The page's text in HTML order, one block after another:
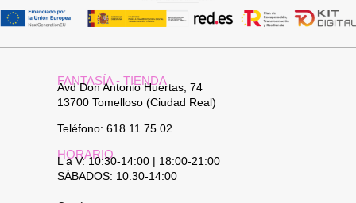
FANTASÍA - TIENDA
Avd Don Antonio Huertas, 74
13700 Tomelloso (Ciudad Real)
Teléfono: 618 11 75 02
HORARIO
L a V: 10:30-14:00 | 18:00-21:00
SÁBADOS: 10.30-14:00